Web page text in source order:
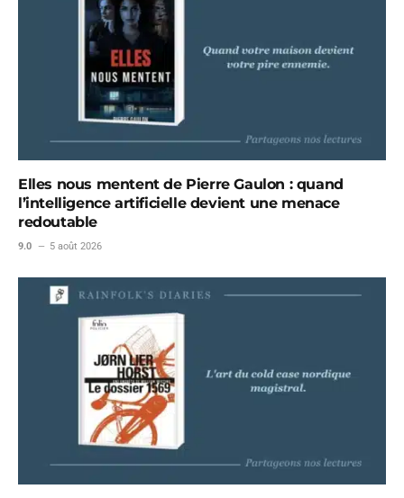
Elles nous mentent de Pierre Gaulon : quand
l’intelligence artificielle devient une menace
redoutable
9.0 5 août 2026